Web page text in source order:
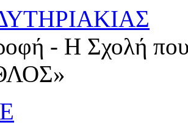
- Η Σχολή